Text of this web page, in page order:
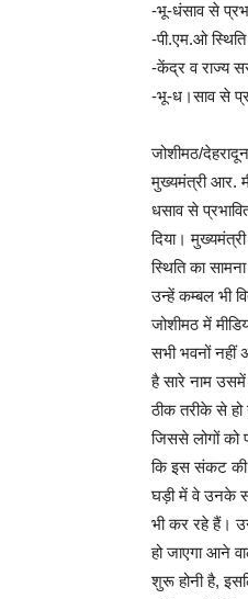
-भू-धंसाव से
-पी.एम.ओ स्थिति
-केंद्र व राज्य
-भू-ध।साव से
जोशीमठ/
मुख्यमंत्री आर.
धसाव से
दिया।
स्थिति का
उन्हें कम्बल भी
जोशीमठ में
सभी भवनों नहीं
है सारे नाम उसमें
ठीक तरीके से हो
जिससे लोगों
कि इस संकट की
घड़ी में वे उनके
भी कर रहे हैं।
हो जाएगा आने
शुरू होनी है,